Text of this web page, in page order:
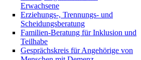
Erwachsene
Erziehungs-, Trennungs- und
Scheidungsberatung
Familien-Beratung für Inklusion und
Teilhabe
Gesprächskreis für Angehörige von